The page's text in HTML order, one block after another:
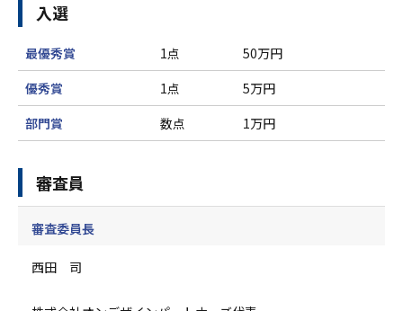
入選
最優秀賞 1点
50万円
優秀賞
1点
5万円
部門賞
数点 1万円
審査員
審査委員長
西田 司